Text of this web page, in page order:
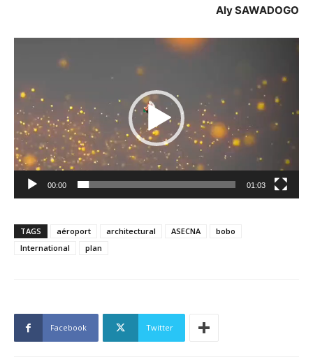
Aly SAWADOGO
Lecteur
00:00 01:03
TAGS aéroport architectural ASECNA
bobo
International
plan
Facebook Twitter